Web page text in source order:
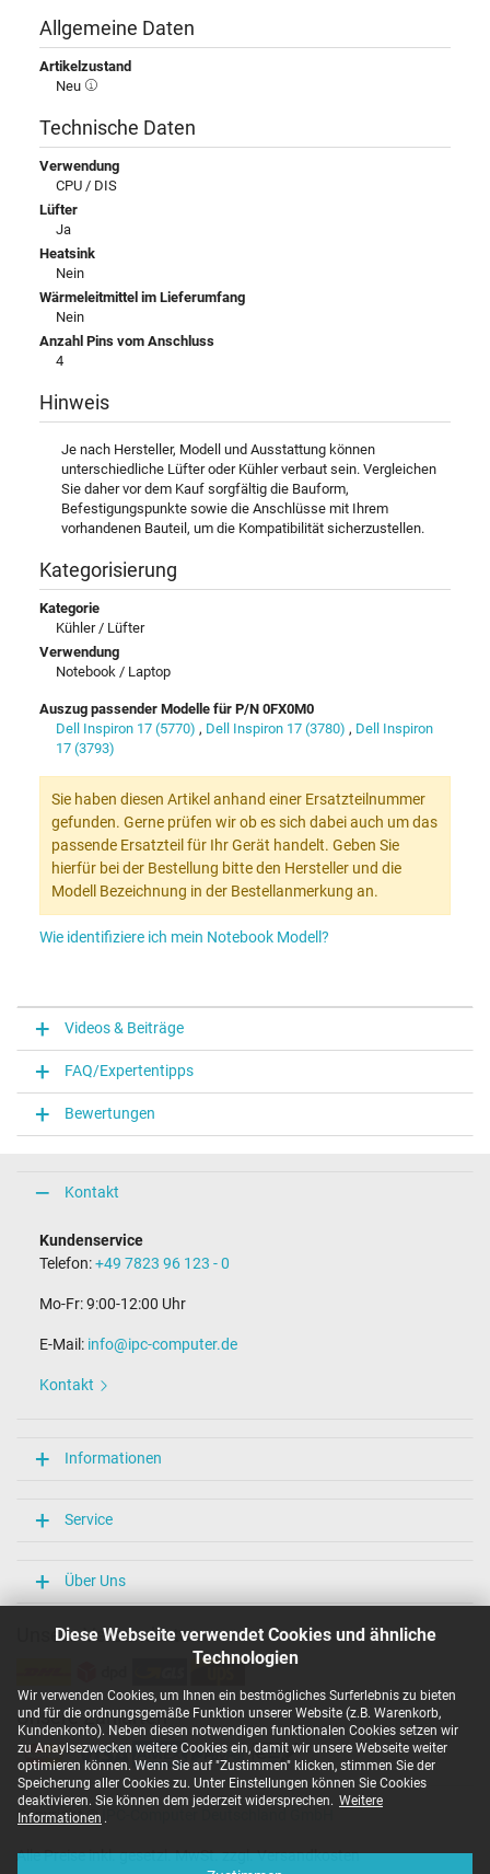
Diese Webseite verwendet Cookies und ähnliche
Technologien
Wir verwenden Cookies, um Ihnen ein bestmögliches Surferlebnis zu bieten
und für die ordnungsgemäße Funktion unserer Website (z.B. Warenkorb,
Kundenkonto). Neben diesen notwendigen funktionalen Cookies setzen wir
zu Anaylsezwecken weitere Cookies ein, damit wir unsere Webseite weiter
optimieren können. Wenn Sie auf "Zustimmen" klicken, stimmen Sie der
Speicherung aller Cookies zu. Unter Einstellungen können Sie Cookies
deaktivieren. Sie können dem jederzeit widersprechen. Weitere
Informationen .
Allgemeine Daten
Artikelzustand
Neu
Technische Daten
Verwendung
CPU / DIS
Lüfter
Ja
Heatsink
Nein
Wärmeleitmittel im Lieferumfang
Nein
Anzahl Pins vom Anschluss
4
Hinweis
Je nach Hersteller, Modell und Ausstattung können
unterschiedliche Lüfter oder Kühler verbaut sein. Vergleichen
Sie daher vor dem Kauf sorgfältig die Bauform,
Befestigungspunkte sowie die Anschlüsse mit Ihrem
vorhandenen Bauteil, um die Kompatibilität sicherzustellen.
Kategorisierung
Kategorie
Kühler / Lüfter
Verwendung
Notebook / Laptop
Auszug passender Modelle für P/N 0FX0M0
Dell Inspiron 17 (5770) , Dell Inspiron 17 (3780) , Dell Inspiron
17 (3793)
Sie haben diesen Artikel anhand einer Ersatzteilnummer
gefunden. Gerne prüfen wir ob es sich dabei auch um das
passende Ersatzteil für Ihr Gerät handelt. Geben Sie
hierfür bei der Bestellung bitte den Hersteller und die
Modell Bezeichnung in der Bestellanmerkung an.
Wie identifiziere ich mein Notebook Modell?
Videos & Beiträge
FAQ/Expertentipps
Bewertungen
Kontakt
Kundenservice
Telefon:+49 7823 96 123 - 0
Mo-Fr: 9:00-12:00 Uhr
E-Mail: info@ipc-computer.de
Kontakt
Informationen
Service
Über Uns
Unsere Versandarten
Unsere Zahlarten
Copyright ©
Alle Preise inkl. gesetzl. MwSt. zzgl. Versandkosten